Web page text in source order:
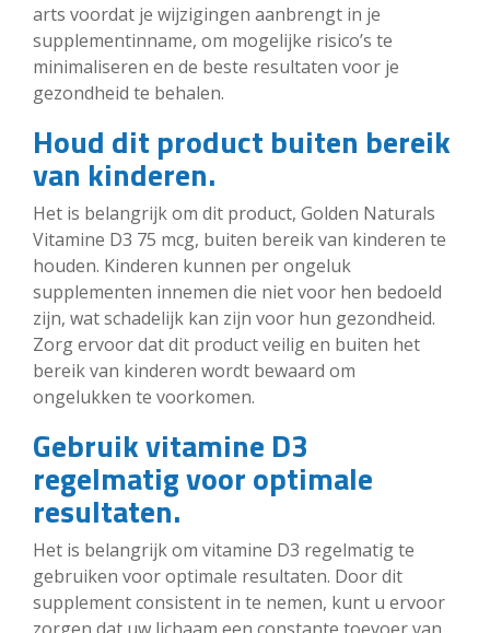
arts voordat je wijzigingen aanbrengt in je
supplementinname, om mogelijke risico’s te
minimaliseren en de beste resultaten voor je
gezondheid te behalen.
Houd dit product buiten bereik
van kinderen.
Het is belangrijk om dit product, Golden Naturals
Vitamine D3 75 mcg, buiten bereik van kinderen te
houden. Kinderen kunnen per ongeluk
supplementen innemen die niet voor hen bedoeld
zijn, wat schadelijk kan zijn voor hun gezondheid.
Zorg ervoor dat dit product veilig en buiten het
bereik van kinderen wordt bewaard om
ongelukken te voorkomen.
Gebruik vitamine D3
regelmatig voor optimale
resultaten.
Het is belangrijk om vitamine D3 regelmatig te
gebruiken voor optimale resultaten. Door dit
supplement consistent in te nemen, kunt u ervoor